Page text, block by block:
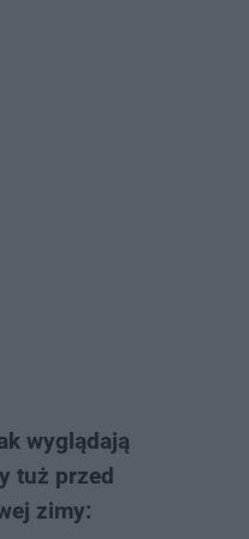
wyglądają
tuż przed
zimy: